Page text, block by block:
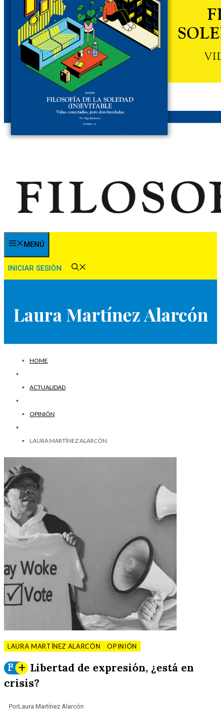
MENÚ
INICIAR SESIÓN
Laura Martínez Alarcón
HOME
ACTUALIDAD
OPINIÓN
LAURA MARTÍNEZ ALARCÓN
LAURA MARTÍNEZ ALARCÓN OPINIÓN
F +Libertad de expresión, ¿está en
crisis?
PorLaura Martínez Alarcón